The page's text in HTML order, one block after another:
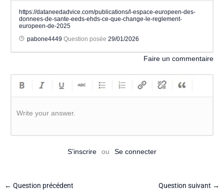
https://dataneedadvice.com/publications/l-espace-europeen-des-
donnees-de-sante-eeds-ehds-ce-que-change-le-reglement-
europeen-de-2025
pabone4449 Question posée29/01/2026
Faire un commentaire
Write your answer.
S’inscrire ou Se connecter
← Question précédent Question suivant →